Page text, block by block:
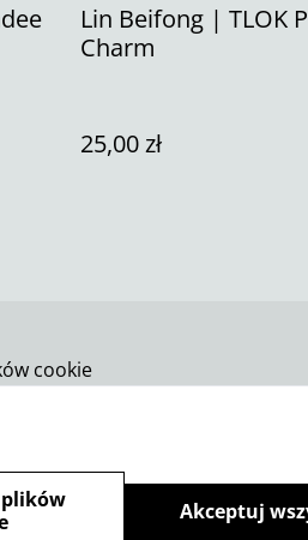
Lin Beifong | TLOK
Charm
25,00 zł
cookie
Akceptuj